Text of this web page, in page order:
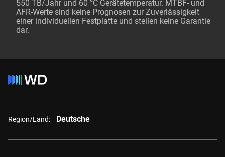
550 TB/Jahr und 60 °C Gerätetemperatur. MTBF- und
AFR-Werte sind keine Prognosen zur Zuverlässigkeit
einer individuellen Festplatte und stellen keine Garantie
dar.
Region/Land: Deutsche